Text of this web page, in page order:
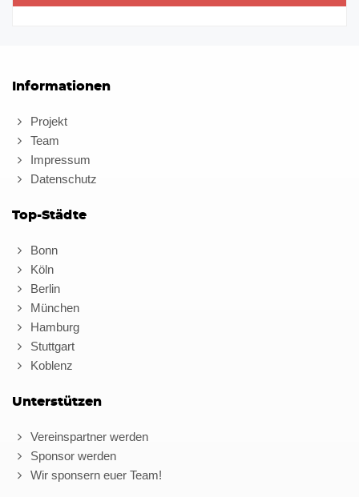
Informationen
Projekt
Team
Impressum
Datenschutz
Top-Städte
Bonn
Köln
Berlin
München
Hamburg
Stuttgart
Koblenz
Unterstützen
Vereinspartner werden
Sponsor werden
Wir sponsern euer Team!